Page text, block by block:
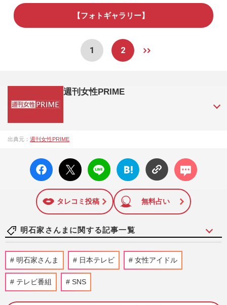
【フォトギャラリー】
1 2
週刊女性PRIME
成27年）1月に開設された主婦と生活社が運営する日本のニュ
陣の執筆記事を配信するほか、女性週刊誌『週刊女性』の誌
面に掲載された記事から、インターネット利用者層にとって
特に関心の高い題材の記事を、WEB向けにリライトして配信
しています！
出典元： 週刊女性PRIME
facebo
ok い
X ポス
ト
LINE
はてな
ブック
に追加
コメン
ト
タレコミ投稿 無料占い
明石家さんまに関する記事一覧
【訃報】元プロ野球選手・板東英二さん、
若き日の明石家さんまを支えた男気と、昭
和の“ええ加減さ”で遺し…
明石家さんま 日本テレビ 女性アイドル
テレビ番組 SNS